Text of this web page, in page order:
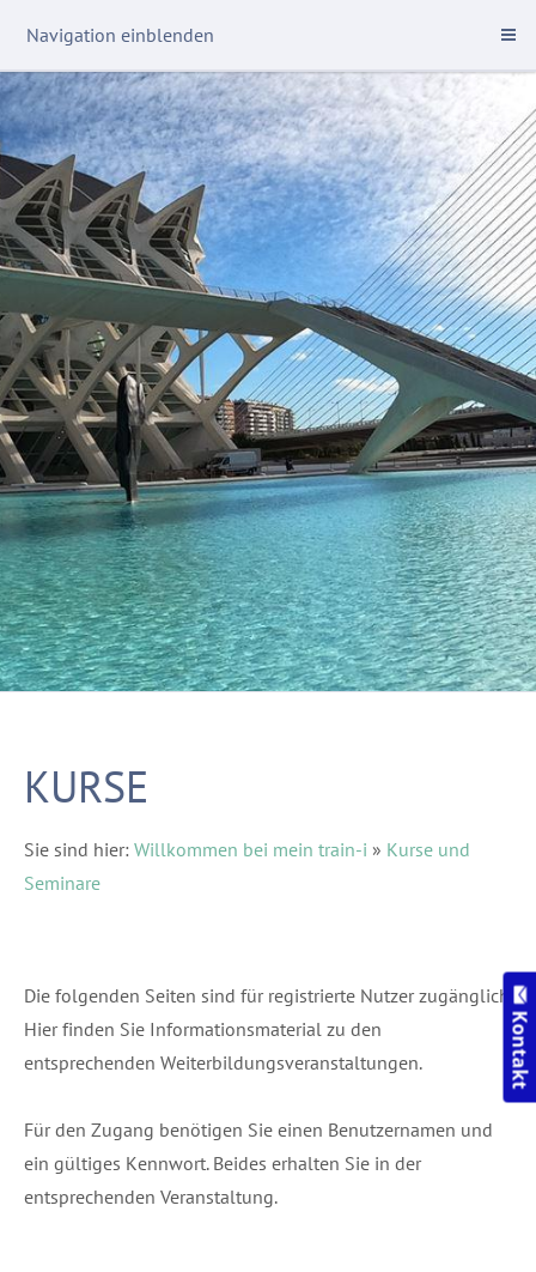
Navigation einblenden
KURSE
Sie sind hier: Willkommen bei mein train-i » Kurse und
Seminare
Die folgenden Seiten sind für registrierte Nutzer zugänglich.
Hier finden Sie Informationsmaterial zu den
entsprechenden Weiterbildungsveranstaltungen.
Für den Zugang benötigen Sie einen Benutzernamen und
ein gültiges Kennwort. Beides erhalten Sie in der
entsprechenden Veranstaltung.
Kontakt